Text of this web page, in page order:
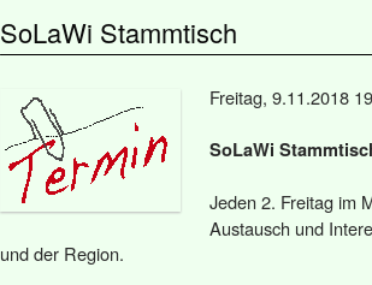
SoLaWi Stammtisch
Freitag, 9.11.2018
SoLaWi
Jeden 2. Freitag im
Austausch und
und der Region.